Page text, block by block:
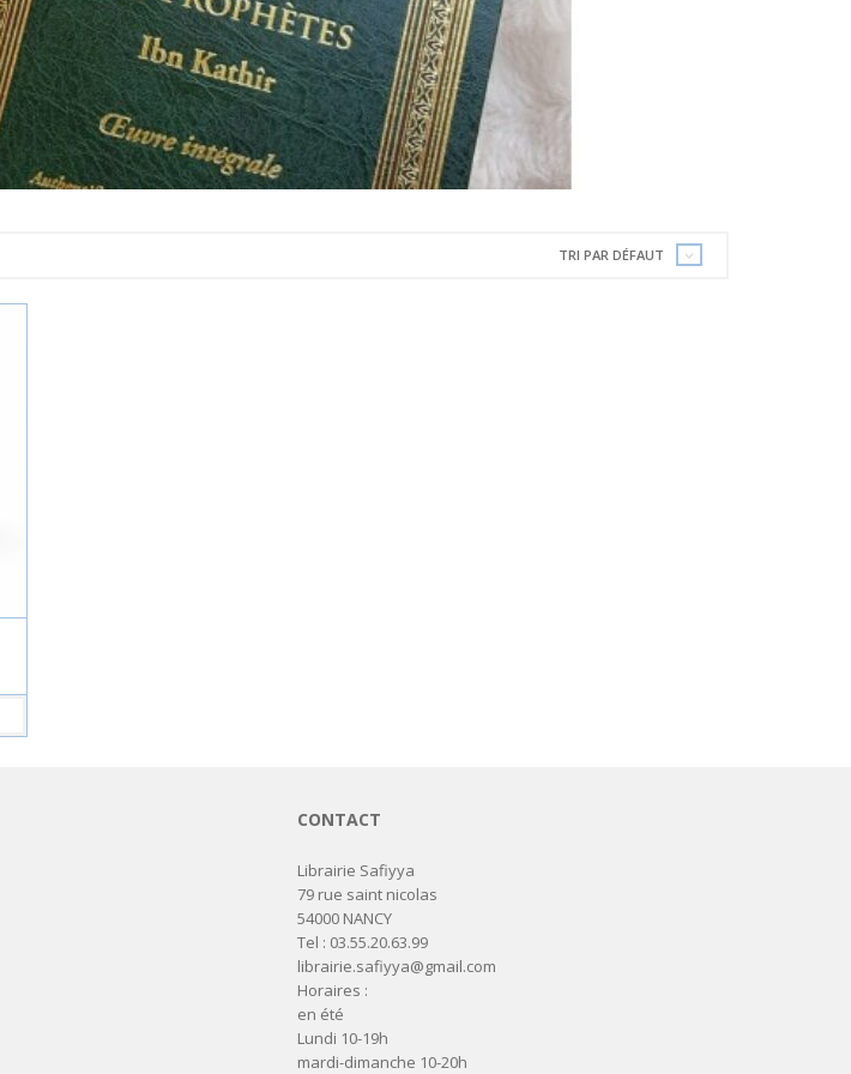
TRI PAR DÉFAUT
CONTACT
Librairie Safiyya
79 rue saint nicolas
54000 NANCY
Tel : 03.55.20.63.99
librairie.safiyya@gmail.com
Horaires :
en été
Lundi 10-19h
mardi-dimanche 10-20h